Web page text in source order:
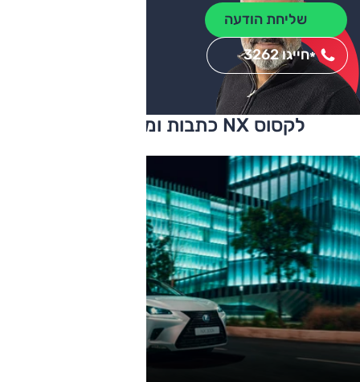
שליחת הודעה
חייגו 3262*
לקסוס NX כתבות ומבחני דרכים